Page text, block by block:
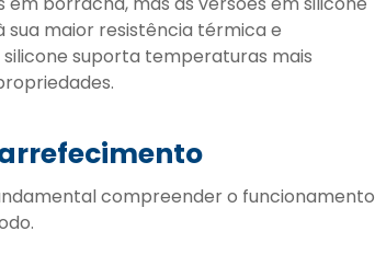
sua maior resistência térmica e
suporta temperaturas mais
compreender o funcionamento